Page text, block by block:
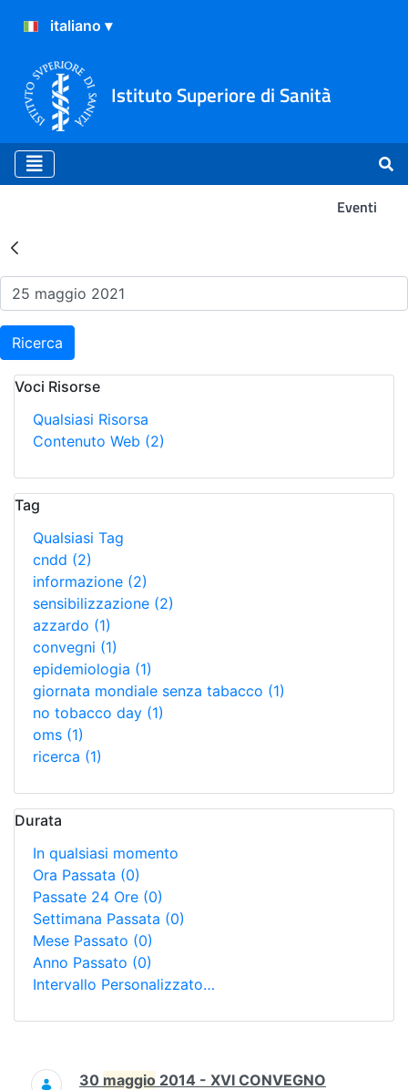
Istituto Superiore di Sanità
Eventi
Risultati della Ricerca -
Ricerca
Voci Risorse
Qualsiasi Risorsa
Contenuto Web (2)
Tag
Qualsiasi Tag
cndd (2)
informazione (2)
sensibilizzazione (2)
azzardo (1)
convegni (1)
epidemiologia (1)
giornata mondiale senza tabacco (1)
no tobacco day (1)
oms (1)
ricerca (1)
Durata
In qualsiasi momento
Ora Passata (0)
Passate 24 Ore (0)
Settimana Passata (0)
Mese Passato (0)
Anno Passato (0)
Intervallo Personalizzato…
Ricerca
30 maggio 2014 - XVI CONVEGNO